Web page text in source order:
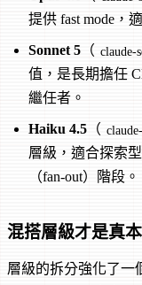
提供 fast mode，
Sonnet 5 （ claude-
值，是長期擔任
繼任者。
Haiku 4.5 （
層級，適合探索
（fan-out）階段。
混搭層級才是真
層級的拆分強化了一